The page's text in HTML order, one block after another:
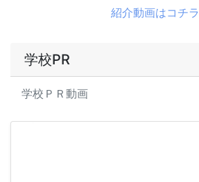
紹介動画はコチラ
学校PR
学校ＰＲ動画